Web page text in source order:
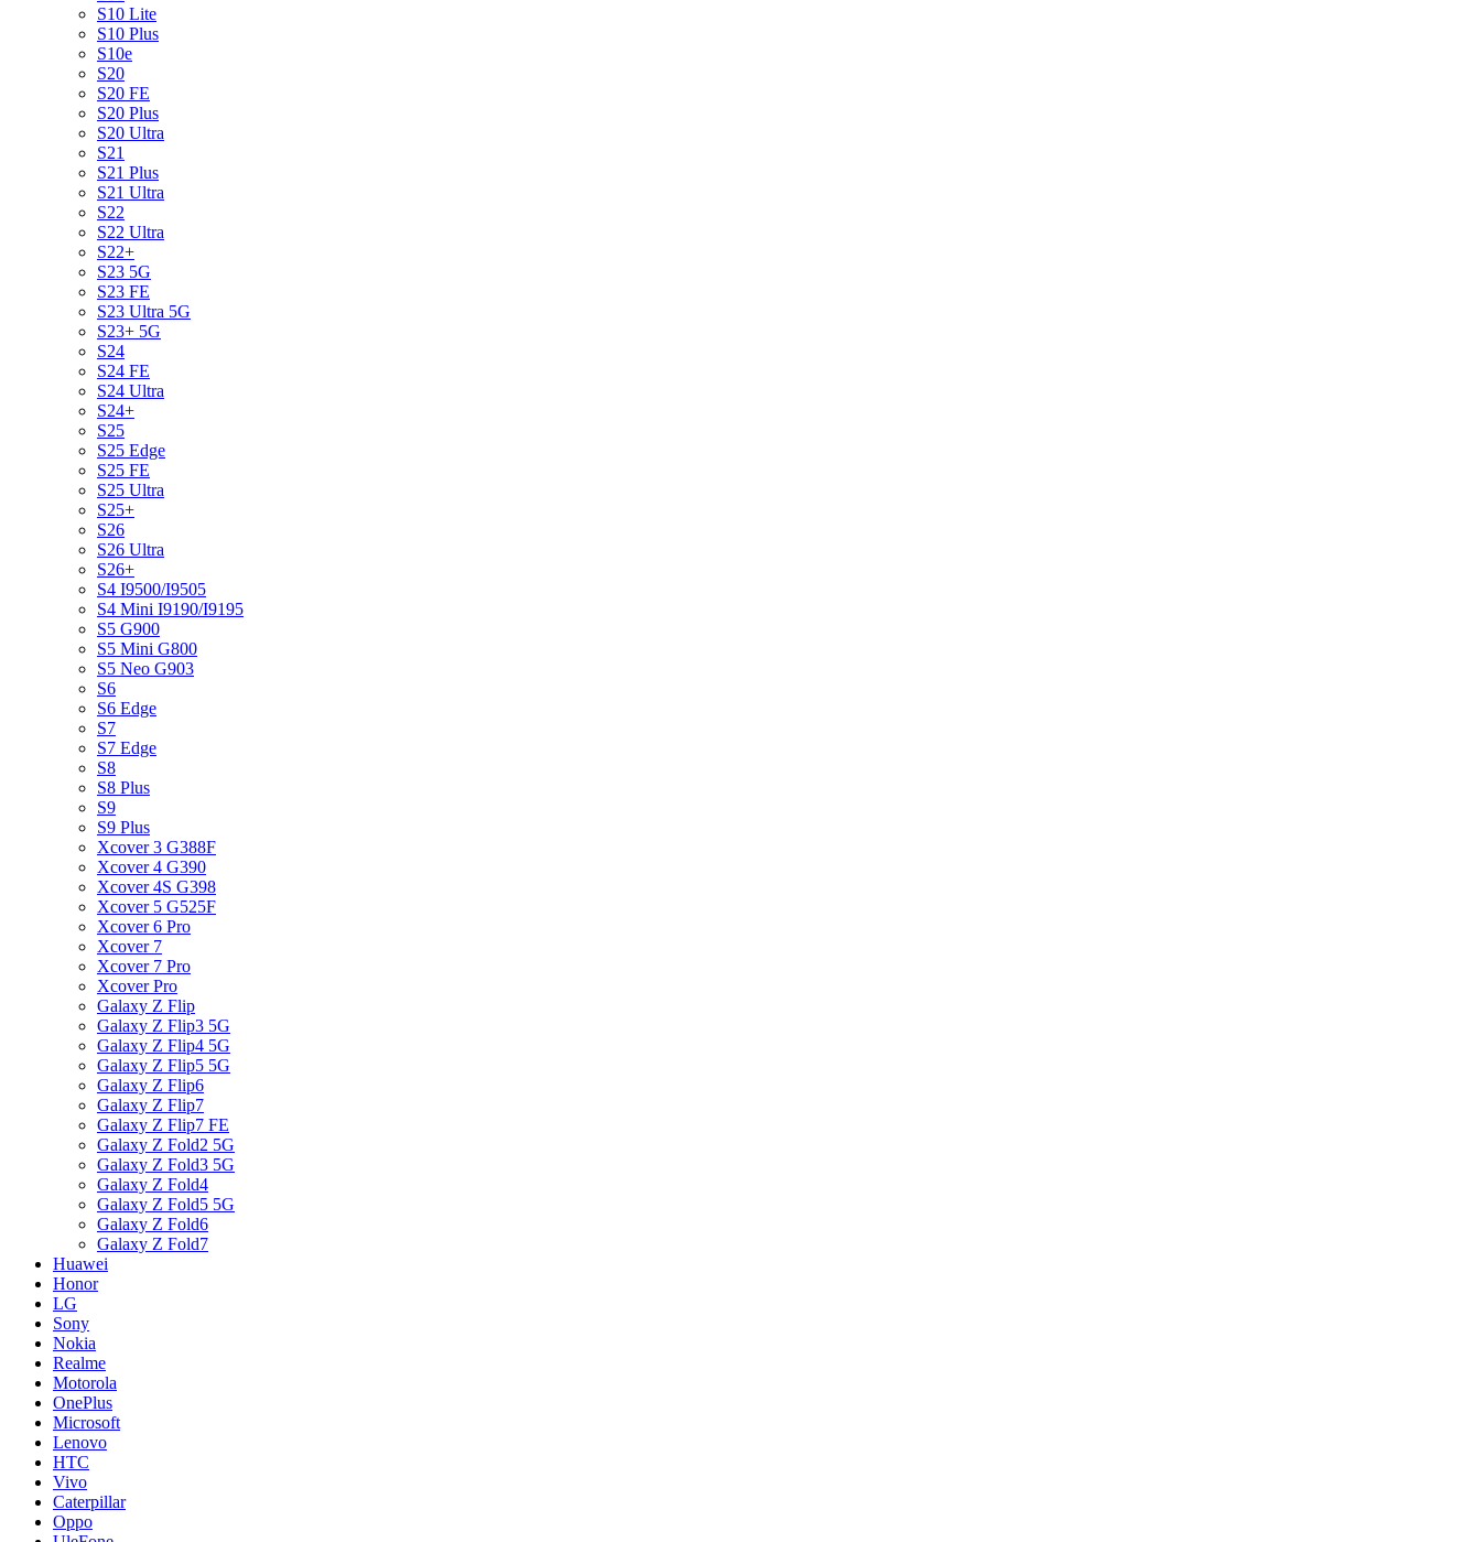
S10 Lite
S10 Plus
S10e
S20
S20 FE
S20 Plus
S20 Ultra
S21
S21 Plus
S21 Ultra
S22
S22 Ultra
S22+
S23 5G
S23 FE
S23 Ultra 5G
S23+ 5G
S24
S24 FE
S24 Ultra
S24+
S25
S25 Edge
S25 FE
S25 Ultra
S25+
S26
S26 Ultra
S26+
S4 I9500/I9505
S4 Mini I9190/I9195
S5 G900
S5 Mini G800
S5 Neo G903
S6
S6 Edge
S7
S7 Edge
S8
S8 Plus
S9
S9 Plus
Xcover 3 G388F
Xcover 4 G390
Xcover 4S G398
Xcover 5 G525F
Xcover 6 Pro
Xcover 7
Xcover 7 Pro
Xcover Pro
Galaxy Z Flip
Galaxy Z Flip3 5G
Galaxy Z Flip4 5G
Galaxy Z Flip5 5G
Galaxy Z Flip6
Galaxy Z Flip7
Galaxy Z Flip7 FE
Galaxy Z Fold2 5G
Galaxy Z Fold3 5G
Galaxy Z Fold4
Galaxy Z Fold5 5G
Galaxy Z Fold6
Galaxy Z Fold7
Huawei
Honor
LG
Sony
Nokia
Realme
Motorola
OnePlus
Microsoft
Lenovo
HTC
Vivo
Caterpillar
Oppo